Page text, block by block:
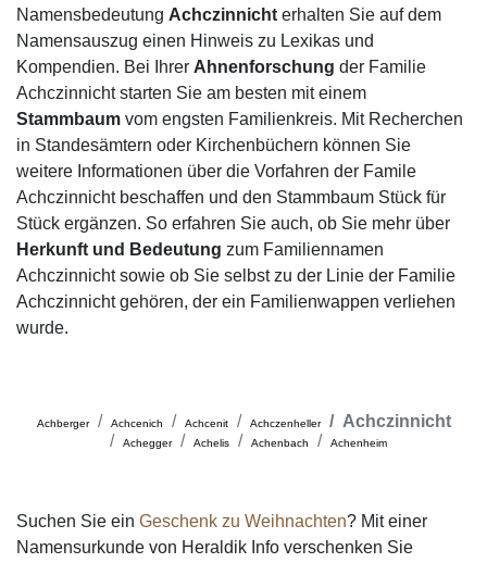
Namensbedeutung Achczinnicht erhalten Sie auf dem
Namensauszug einen Hinweis zu Lexikas und
Kompendien. Bei Ihrer Ahnenforschung der Familie
Achczinnicht starten Sie am besten mit einem
Stammbaum vom engsten Familienkreis. Mit Recherchen
in Standesämtern oder Kirchenbüchern können Sie
weitere Informationen über die Vorfahren der Famile
Achczinnicht beschaffen und den Stammbaum Stück für
Stück ergänzen. So erfahren Sie auch, ob Sie mehr über
Herkunft und Bedeutung zum Familiennamen
Achczinnicht sowie ob Sie selbst zu der Linie der Familie
Achczinnicht gehören, der ein Familienwappen verliehen
wurde.
Achberger Achcenich Achcenit Achczenheller Achczinnicht
Achegger Achelis Achenbach Achenheim
Suchen Sie ein Geschenk zu Weihnachten? Mit einer
Namensurkunde von Heraldik Info verschenken Sie